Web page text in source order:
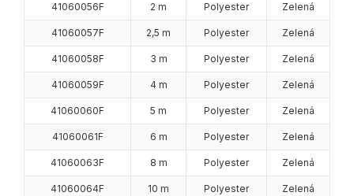
41060056F 2 m Polyester Zelená
41060057F 2,5 m Polyester Zelená
41060058F 3 m Polyester Zelená
41060059F 4 m Polyester Zelená
41060060F 5 m Polyester Zelená
41060061F 6 m Polyester Zelená
41060063F 8 m Polyester Zelená
41060064F 10 m Polyester Zelená